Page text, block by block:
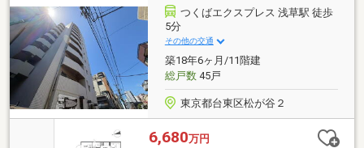
犬や愛猫は大切な家族の一員です。ペット飼育可能
（細則あり）な当物件で、新しい生活を共にスター
ト。笑顔が溢れる豊かな毎日をどうぞ。お問い合わせ
は【フリーダイヤル：0120-702-700】までお気軽にど
うぞ♪
つくばエクスプレス 浅草駅 徒歩
5分
その他の交通
築18年6ヶ月/11階建
総戸数45戸
東京都台東区松が谷２
6,680万円